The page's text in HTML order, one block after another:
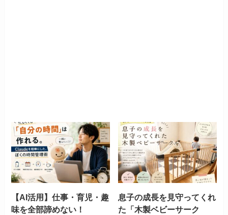
【AI活用】仕事・育児・趣
味を全部諦めない！
息子の成長を見守ってくれ
た「木製ベビーサーク